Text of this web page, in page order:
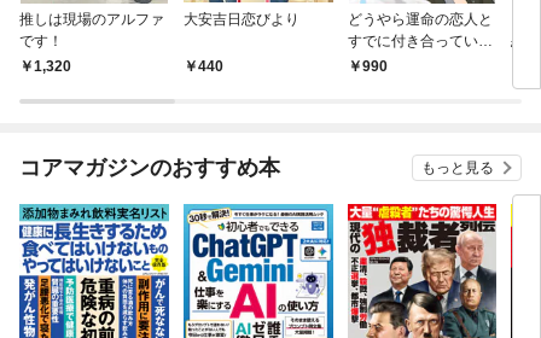
推しは現場のアルファ
です！
1,320
大安吉日恋びより
440
どうやら運命の恋人と
すでに付き合っていた
ようです
990
恋
コアマガジンのおすすめ本 もっと見る